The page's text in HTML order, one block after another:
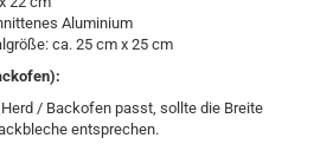
Aluminium
ca. 25 cm x 25 cm
/ Backofen passt, sollte die Breite
entsprechen.